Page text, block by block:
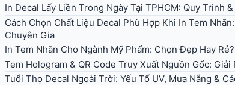
In Decal Lấy Liền Trong Ngày Tại TPHCM: Quy Trình
Cách Chọn Chất Liệu Decal Phù Hợp Khi In Tem
Chuyên Gia
In Tem Nhãn Cho Ngành Mỹ Phẩm: Chọn Đẹp Hay Rẻ?
Tem Hologram & QR Code Truy Xuất Nguồn Gốc:
Tuổi Thọ Decal Ngoài Trời: Yếu Tố UV, Mưa Nắng &